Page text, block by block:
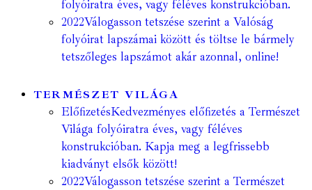
folyóiratra éves, vagy féléves konstrukcióban.
2022Válogasson tetszése szerint a Valóság
folyóirat lapszámai között és töltse le bármely
tetszőleges lapszámot akár azonnal, online!
TERMÉSZET VILÁGA
ElőfizetésKedvezményes előfizetés a Természet
Világa folyóiratra éves, vagy féléves
konstrukcióban. Kapja meg a legfrissebb
kiadványt elsők között!
2022Válogasson tetszése szerint a Természet